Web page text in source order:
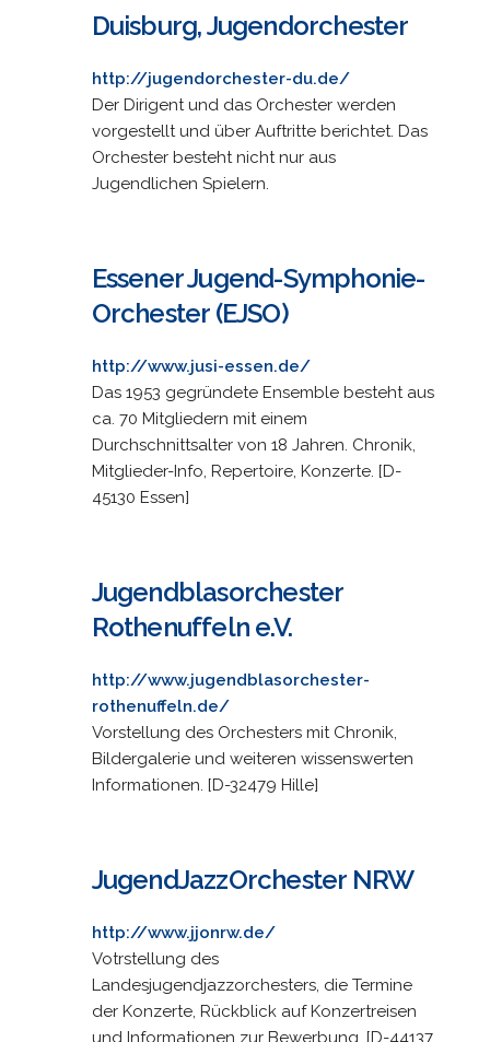
Duisburg, Jugendorchester
http://jugendorchester-du.de/
Der Dirigent und das Orchester werden
vorgestellt und über Auftritte berichtet. Das
Orchester besteht nicht nur aus
Jugendlichen Spielern.
Essener Jugend-Symphonie-
Orchester (EJSO)
http://www.jusi-essen.de/
Das 1953 gegründete Ensemble besteht aus
ca. 70 Mitgliedern mit einem
Durchschnittsalter von 18 Jahren. Chronik,
Mitglieder-Info, Repertoire, Konzerte. [D-
45130 Essen]
Jugendblasorchester
Rothenuffeln e.V.
http://www.jugendblasorchester-
rothenuffeln.de/
Vorstellung des Orchesters mit Chronik,
Bildergalerie und weiteren wissenswerten
Informationen. [D-32479 Hille]
JugendJazzOrchester NRW
http://www.jjonrw.de/
Votrstellung des
Landesjugendjazzorchesters, die Termine
der Konzerte, Rückblick auf Konzertreisen
und Informationen zur Bewerbung. [D-44137